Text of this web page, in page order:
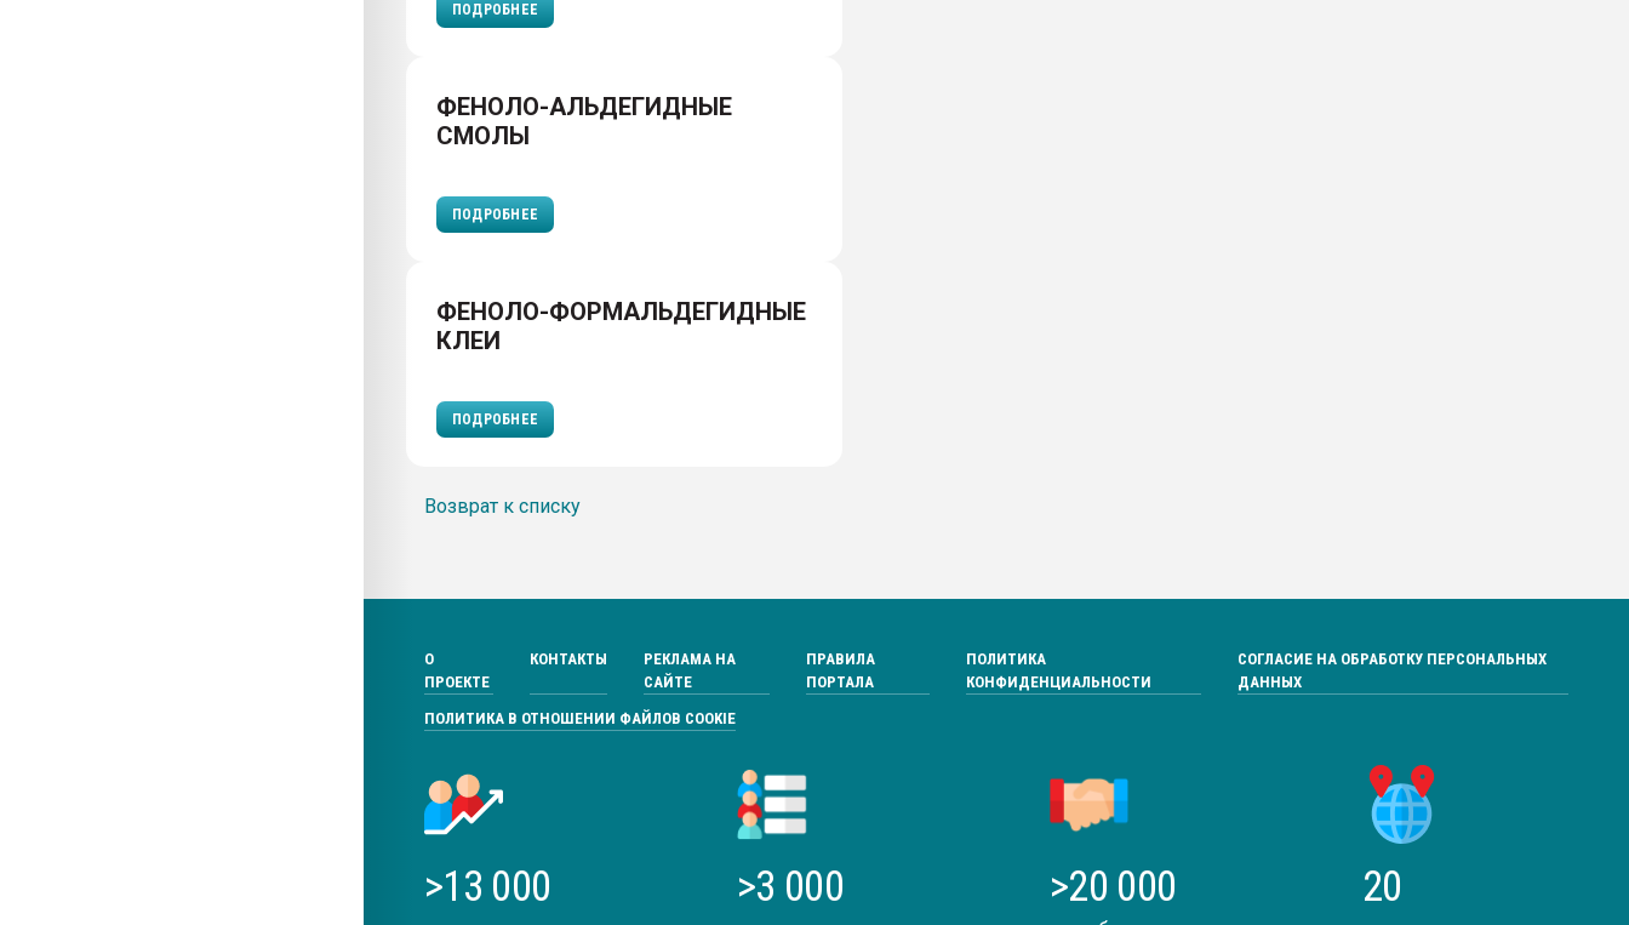
ПОДРОБНЕЕ
ФЕНОЛО-АЛЬДЕГИДНЫЕ
СМОЛЫ
ПОДРОБНЕЕ
ФЕНОЛО-ФОРМАЛЬДЕГИДНЫЕ
КЛЕИ
ПОДРОБНЕЕ
Возврат к списку
О
ПРОЕКТЕ
КОНТАКТЫ
РЕКЛАМА НА
САЙТЕ
ПРАВИЛА
ПОРТАЛА
ПОЛИТИКА
КОНФИДЕНЦИАЛЬНОСТИ
СОГЛАСИЕ НА ОБРАБОТКУ ПЕРСОНАЛЬНЫХ
ДАННЫХ
ПОЛИТИКА В ОТНОШЕНИИ ФАЙЛОВ COOKIE
>13 000 >3 000 >20 000 20